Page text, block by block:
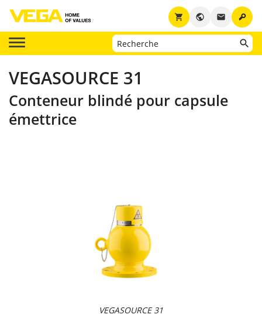
key
email
public
shopping_cart
VEGASOURCE 31
Conteneur blindé pour capsule
émettrice
VEGASOURCE 31